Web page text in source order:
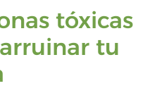
tóxicas
tu